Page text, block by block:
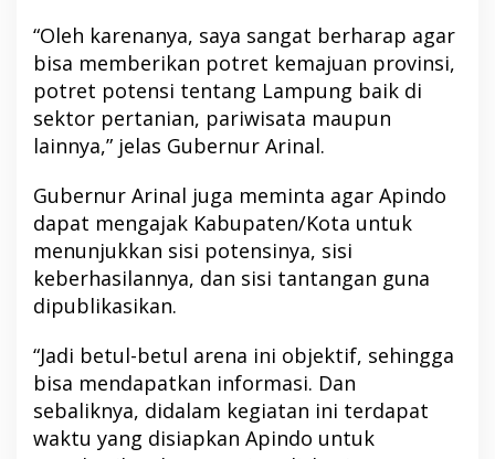
“Oleh karenanya, saya sangat berharap agar
bisa memberikan potret kemajuan provinsi,
potret potensi tentang Lampung baik di
sektor pertanian, pariwisata maupun
lainnya,” jelas Gubernur Arinal.
Gubernur Arinal juga meminta agar Apindo
dapat mengajak Kabupaten/Kota untuk
menunjukkan sisi potensinya, sisi
keberhasilannya, dan sisi tantangan guna
dipublikasikan.
“Jadi betul-betul arena ini objektif, sehingga
bisa mendapatkan informasi. Dan
sebaliknya, didalam kegiatan ini terdapat
waktu yang disiapkan Apindo untuk